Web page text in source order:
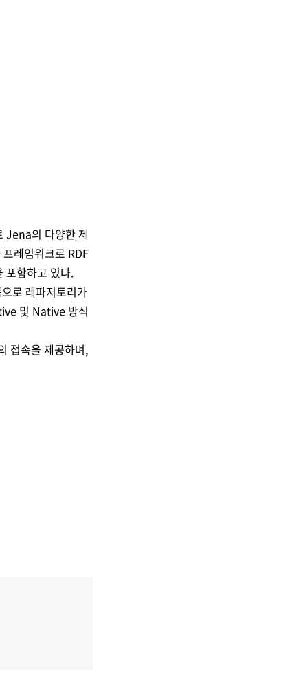
Jena의 다양한 제
레임워크로 RDF
포함하고 있다.
로 레파지토리가
및 Native 방식
접속을 제공하며,